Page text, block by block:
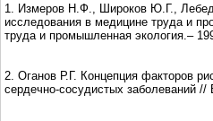
1. Измеров Н.Ф., Широков Ю.Г.,
исследования в медицине труда и
труда и промышленная экология.–
2. Оганов Р.Г. Концепция факторов
сердечно-сосудистых заболеваний